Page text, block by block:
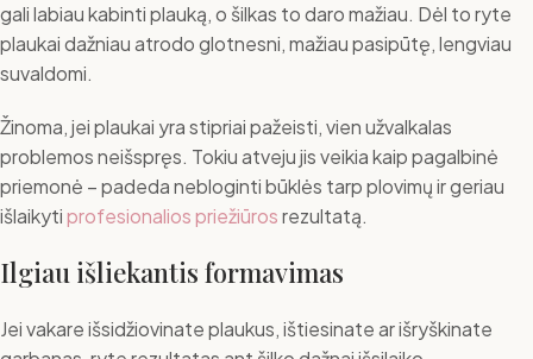
gali labiau kabinti plauką, o šilkas to daro mažiau. Dėl to ryte
plaukai dažniau atrodo glotnesni, mažiau pasipūtę, lengviau
suvaldomi.
Žinoma, jei plaukai yra stipriai pažeisti, vien užvalkalas
problemos neišspręs. Tokiu atveju jis veikia kaip pagalbinė
priemonė – padeda nebloginti būklės tarp plovimų ir geriau
išlaikytiprofesionalios priežiūrosrezultatą.
Ilgiau išliekantis formavimas
Jei vakare išsidžiovinate plaukus, ištiesinate ar išryškinate